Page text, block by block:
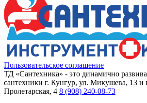
Пользовательское соглашение
ТД «Сантехника» - это динамично
сантехники г. Кунгур, ул. Микушева, 13 и
Пролетарская, 4 8 (908) 240-08-73